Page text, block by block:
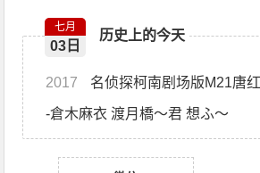
历史上的今天
七月
03日
2017
-倉木麻衣 渡月橋〜君 想ふ〜